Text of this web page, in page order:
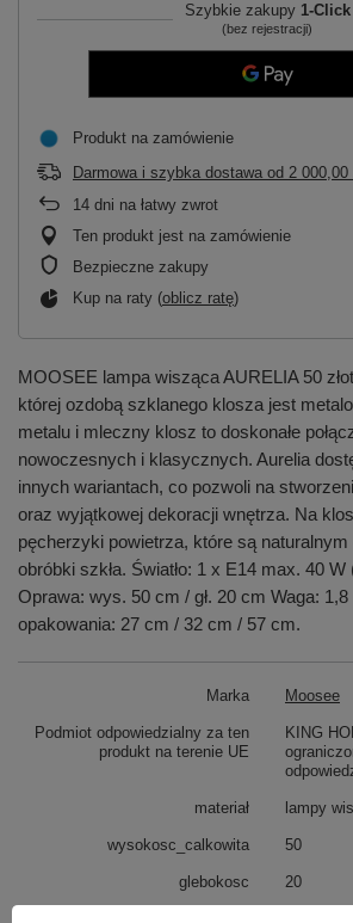
Szybkie zakupy 1-Click
(bez rejestracji)
Produkt na zamówienie
Darmowa i szybka dostawa od 2 000,00
14 dni na łatwy zwrot
Ten produkt jest na zamówienie
Bezpieczne zakupy
Kup na raty (oblicz ratę)
MOOSEE lampa wisząca AURELIA 50
której ozdobą szklanego klosza jest
metalu i mleczny klosz to doskonałe
nowoczesnych i klasycznych. Aurelia
innych wariantach, co pozwoli na
oraz wyjątkowej dekoracji wnętrza. Na
pęcherzyki powietrza, które są
obróbki szkła. Światło: 1 x E14 max. 40
Oprawa: wys. 50 cm / gł. 20 cm Waga:
opakowania: 27 cm / 32 cm / 57 cm.
Marka Moosee
Podmiot odpowiedzialny za ten
produkt na terenie UE
KING
materiał lampy
wysokosc_calkowita 50
glebokosc 20